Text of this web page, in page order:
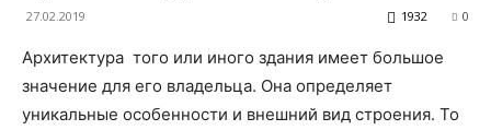
27.02.2019 0
1932
Архитектура того или иного здания имеет большое
значение для его владельца. Она определяет
уникальные особенности и внешний вид строения. То